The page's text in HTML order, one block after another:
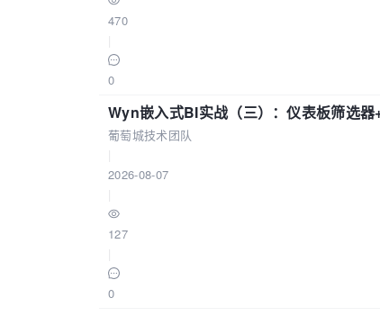
470
0
Wyn嵌入式BI实战（三）：仪表板筛选
葡萄城技术团队
2026-08-07
127
0